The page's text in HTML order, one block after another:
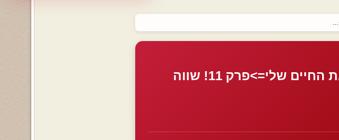
בגלל אהבת חיי כמעט איבדתי את החיים שלי=>פרק 11! שווה